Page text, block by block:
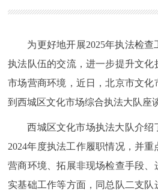
为更好地开展2025年执法检
执法队伍的交流，进一步提升文化
市场营商环境，近日，北京市文化
到西城区文化市场综合执法大队座
西城区文化市场执法大队介绍
2024年度执法工作履职情况，并
营商环境、拓展非现场检查手段、
实基础工作等方面 ， 同 总队二支队